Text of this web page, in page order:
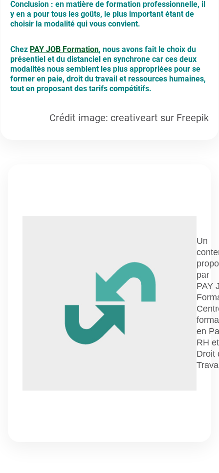
Conclusion : en matière de formation professionnelle, il
y en a pour tous les goûts, le plus important étant de
choisir la modalité qui vous convient.
Chez PAY JOB Formation, nous avons fait le choix du
présentiel et du distanciel en synchrone car ces deux
modalités nous semblent les plus appropriées pour se
former en paie, droit du travail et ressources humaines,
tout en proposant des tarifs compétitifs.
Crédit image: creativeart sur Freepik
Un
par
PAY
en
RH et
Droit